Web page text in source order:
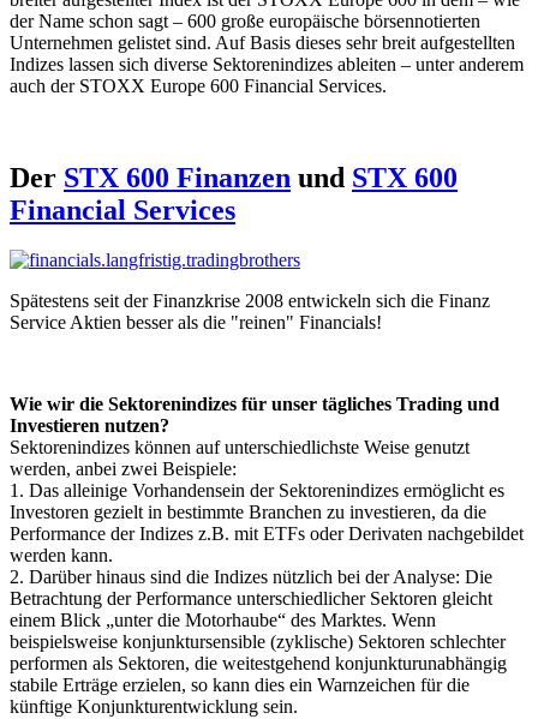
der Name schon sagt – 600 große europäische börsennotierten
Unternehmen gelistet sind. Auf Basis dieses sehr breit aufgestellten
Indizes lassen sich diverse Sektorenindizes ableiten – unter anderem
auch der STOXX Europe 600 Financial Services.
Der STX 600 Finanzen und STX 600
Financial Services
Spätestens seit der Finanzkrise 2008 entwickeln sich die Finanz
Service Aktien besser als die "reinen" Financials!
Wie wir die Sektorenindizes für unser tägliches Trading und
Investieren nutzen?
Sektorenindizes können auf unterschiedlichste Weise genutzt
werden, anbei zwei Beispiele:
1. Das alleinige Vorhandensein der Sektorenindizes ermöglicht es
Investoren gezielt in bestimmte Branchen zu investieren, da die
Performance der Indizes z.B. mit ETFs oder Derivaten nachgebildet
werden kann.
2. Darüber hinaus sind die Indizes nützlich bei der Analyse: Die
Betrachtung der Performance unterschiedlicher Sektoren gleicht
einem Blick „unter die Motorhaube“ des Marktes. Wenn
beispielsweise konjunktursensible (zyklische) Sektoren schlechter
performen als Sektoren, die weitestgehend konjunkturunabhängig
stabile Erträge erzielen, so kann dies ein Warnzeichen für die
künftige Konjunkturentwicklung sein.